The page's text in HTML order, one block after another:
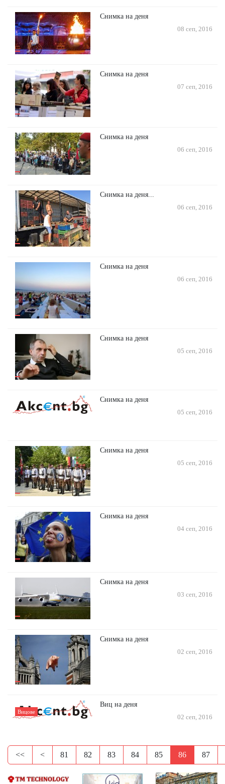
Снимка на деня
08 сеп, 2016
Снимка на деня
07 сеп, 2016
Снимка на деня
06 сеп, 2016
Снимка на деня...
06 сеп, 2016
Снимка на деня
06 сеп, 2016
Снимка на деня
05 сеп, 2016
Снимка на деня
05 сеп, 2016
Снимка на деня
05 сеп, 2016
Снимка на деня
04 сеп, 2016
Снимка на деня
03 сеп, 2016
Снимка на деня
02 сеп, 2016
Вицове
Виц на деня
02 сеп, 2016
<< < 81 82 83 84 85 86 87